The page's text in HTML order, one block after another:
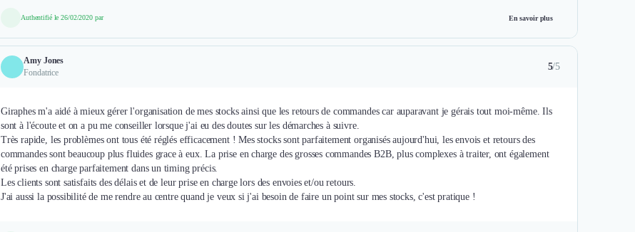
Authentifié le 26/02/2020 par En savoir plus
Amy Jones
Fondatrice
5/5
Giraphes m'a aidé à mieux gérer l'organisation de mes stocks ainsi que les retours de commandes car auparavant je gérais tout moi-même. Ils
sont à l'écoute et on a pu me conseiller lorsque j'ai eu des doutes sur les démarches à suivre.
Très rapide, les problèmes ont tous été réglés efficacement ! Mes stocks sont parfaitement organisés aujourd'hui, les envois et retours des
commandes sont beaucoup plus fluides grace à eux. La prise en charge des grosses commandes B2B, plus complexes à traiter, ont également
été prises en charge parfaitement dans un timing précis.
Les clients sont satisfaits des délais et de leur prise en charge lors des envoies et/ou retours.
J'ai aussi la possibilité de me rendre au centre quand je veux si j'ai besoin de faire un point sur mes stocks, c'est pratique !